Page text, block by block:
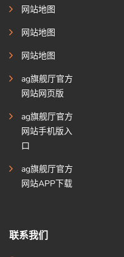
网站地图
网站地图
网站地图
ag旗舰厅官方
网站网页版
ag旗舰厅官方
网站手机版入
口
ag旗舰厅官方
网站APP下载
联系我们